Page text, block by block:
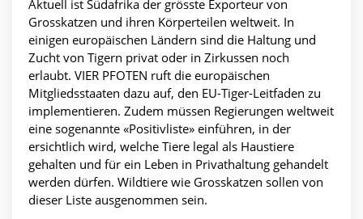
Aktuell ist Südafrika der grösste Exporteur von
Grosskatzen und ihren Körperteilen weltweit. In
einigen europäischen Ländern sind die Haltung und
Zucht von Tigern privat oder in Zirkussen noch
erlaubt. VIER PFOTEN ruft die europäischen
Mitgliedsstaaten dazu auf, den EU-Tiger-Leitfaden zu
implementieren. Zudem müssen Regierungen weltweit
eine sogenannte «Positivliste» einführen, in der
ersichtlich wird, welche Tiere legal als Haustiere
gehalten und für ein Leben in Privathaltung gehandelt
werden dürfen. Wildtiere wie Grosskatzen sollen von
dieser Liste ausgenommen sein.